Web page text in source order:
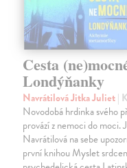
Cesta
Londýňanky
Navrátilová Jitka Juliet|
Novodobá hrdinka svého
provází z nemoci do moci.
Navrátilová na sebe
první knihou Myslet